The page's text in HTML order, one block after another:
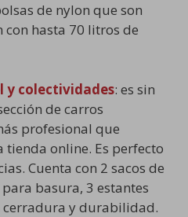
de nylon que son
con hasta 70 litros de
y colectividades: es sin
de carros
profesional que
tienda online. Es perfecto
Cuenta con 2 sacos de
basura, 3 estantes
cerradura y durabilidad.